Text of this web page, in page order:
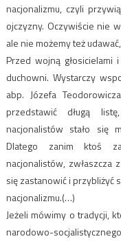
nacjonalizmu, czyli
ojczyzny. Oczywiście nie
ale nie możemy też
Przed wojną głosicielami
duchowni. Wystarczy
abp. Józefa
przedstawić długą
nacjonalistów stało się
Dlatego zanim ktoś
nacjonalistów, zwłaszcza
się zastanowić i przybliżyć
nacjonalizmu.(…)
Jeżeli mówimy o tradycji,
narodowo-